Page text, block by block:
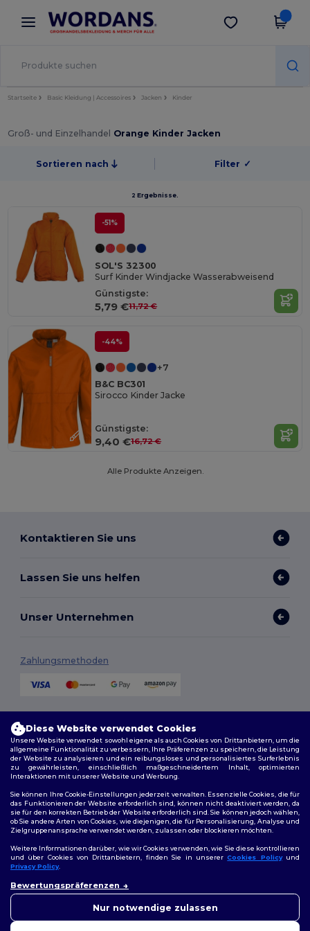
× Wordans App
Bessere Preise in der App!
App holen
Startseite Basic Kleidung | Accessoires Jacken Kinder
Groß- und Einzelhandel Orange Kinder Jacken
Sortieren nach Filter ✓
2 Ergebnisse.
-51%
SOL'S 32300
Surf Kinder Windjacke Wasserabweisend
Günstigste:
5,79 €11,72 €
-44%
+7
B&C BC301
Sirocco Kinder Jacke
Günstigste:
9,40 €16,72 €
Alle Produkte Anzeigen.
Kontaktieren Sie uns
Lassen Sie uns helfen
Unser Unternehmen
Zahlungsmethoden
Allgemeine Geschäftsbedingungen
Datenschutzbestimmungen|Cookie-Richtlinie|Site Map
Folge uns
Diese Website verwendet Cookies
Unsere Website verwendet sowohl eigene als auch Cookies von Drittanbietern, um die
allgemeine Funktionalität zu verbessern, Ihre Präferenzen zu speichern, die Leistung
der Website zu analysieren und ein reibungsloses und personalisiertes Surferlebnis
zu gewährleisten, einschließlich maßgeschneidertem Inhalt, optimierten
Interaktionen mit unserer Website und Werbung.
Sie können Ihre Cookie-Einstellungen jederzeit verwalten. Essenzielle Cookies, die für
das Funktionieren der Website erforderlich sind, können nicht deaktiviert werden, da
sie für den korrekten Betrieb der Website erforderlich sind. Sie können jedoch wählen,
ob Sie andere Arten von Cookies, wie diejenigen, die für Personalisierung, Analyse und
Zielgruppenansprache verwendet werden, zulassen oder blockieren möchten.
Weitere Informationen darüber, wie wir Cookies verwenden, wie Sie diese kontrollieren
und über Cookies von Drittanbietern, finden Sie in unsererCookies Policyund
Privacy Policy.
Bewertungspräferenzen
Nur notwendige zulassen
uns jederzeit kontaktieren.